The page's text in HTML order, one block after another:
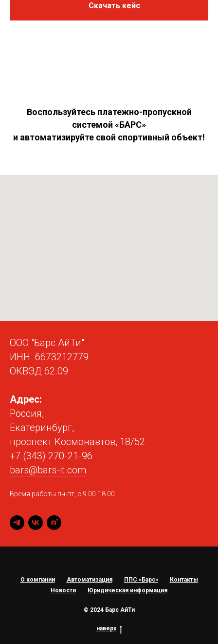
Скачать кейс
Воспользуйтесь платежно-пропускной
системой «БАРС»
и автоматизируйте свой спортивный объект!
ООО "Барс АйТи"
ИНН 6673212779
ОКВЭД 62.09
Адрес:
Россия,
Екатеринбург,
проспект Космонавтов, 18/52
+7 (343) 270-21-96
bars@bars-it.com
Время работы пн-пт, с 9.00-18.00
О компании Автоматизация ППС «Барс»
Контакты
Новости
Юридическая информация
© 2024 Барс АйТи
наверх